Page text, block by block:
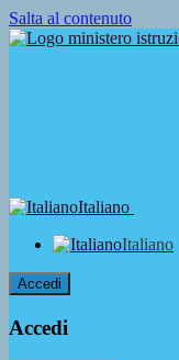
Salta al contenuto
Italiano
Italiano
Accedi
Accedi